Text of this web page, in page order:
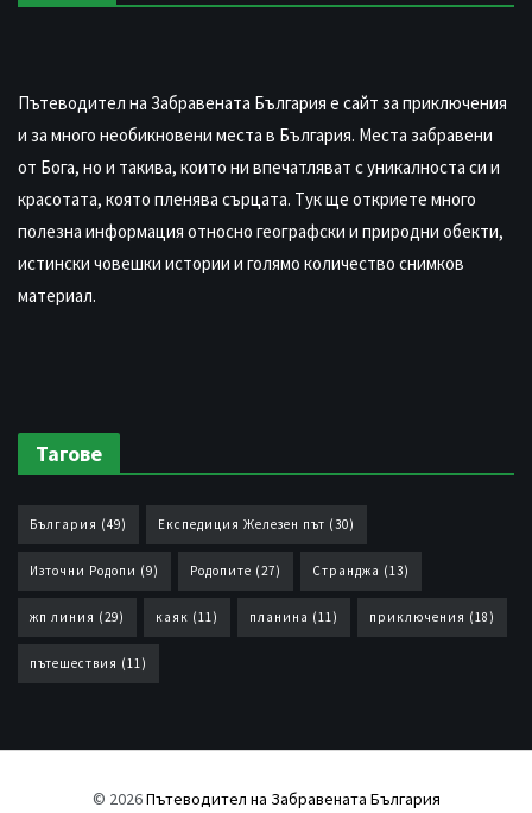
Пътеводител на Забравената България е сайт за приключения
и за много необикновени места в България. Места забравени
от Бога, но и такива, които ни впечатляват с уникалноста си и
красотата, която пленява сърцата. Тук ще откриете много
полезна информация относно географски и природни обекти,
истински човешки истории и голямо количество снимков
материал.
Тагове
България (49) Експедиция Железен път (30)
Източни Родопи (9) Родопите (27) Странджа (13)
жп линия (29) каяк (11) планина (11) приключения (18)
пътешествия (11)
© 2026Пътеводител на Забравената България